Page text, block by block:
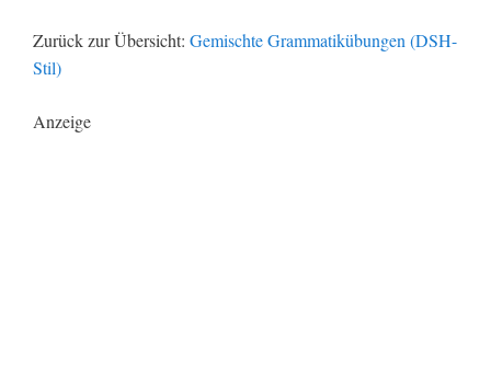
Zurück zur Übersicht: Gemischte Grammatikübungen (DSH-
Stil)
Anzeige